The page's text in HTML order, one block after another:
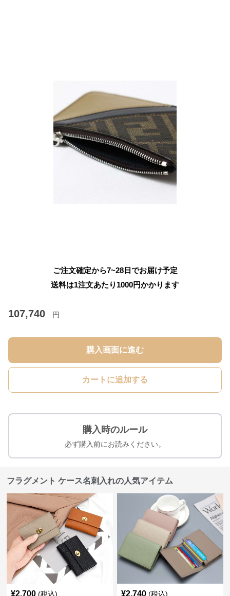
ご注文確定から7~28日でお届け予定
送料は1注文あたり 1000円かかります
107,740 円
購入画面に進む
カートに追加する
購入時のルール
必ず購入前にお読みください。
フラグメント ケース名刺入れの人気アイテム
¥2,700 (税込) ¥2,740 (税込)